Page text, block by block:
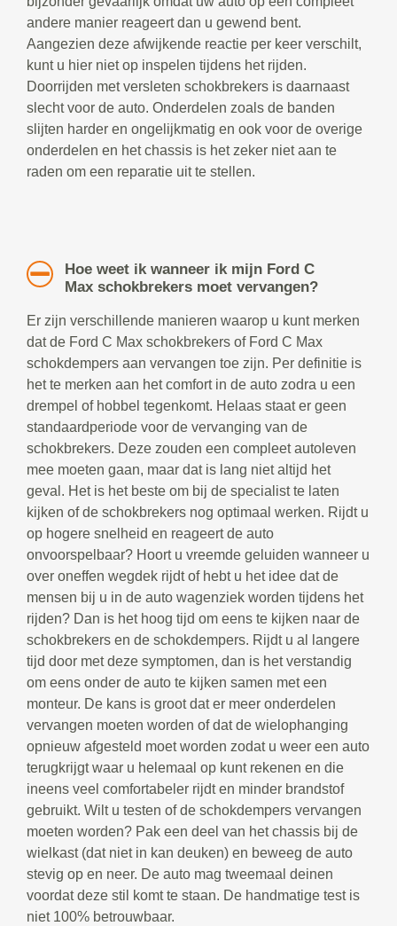
andere manier reageert dan u gewend bent.
Aangezien deze afwijkende reactie per keer verschilt,
kunt u hier niet op inspelen tijdens het rijden.
Doorrijden met versleten schokbrekers is daarnaast
slecht voor de auto. Onderdelen zoals de banden
slijten harder en ongelijkmatig en ook voor de overige
onderdelen en het chassis is het zeker niet aan te
raden om een reparatie uit te stellen.
Hoe weet ik wanneer ik mijn Ford C
Max schokbrekers moet vervangen?
Er zijn verschillende manieren waarop u kunt merken
dat de Ford C Max schokbrekers of Ford C Max
schokdempers aan vervangen toe zijn. Per definitie is
het te merken aan het comfort in de auto zodra u een
drempel of hobbel tegenkomt. Helaas staat er geen
standaardperiode voor de vervanging van de
schokbrekers. Deze zouden een compleet autoleven
mee moeten gaan, maar dat is lang niet altijd het
geval. Het is het beste om bij de specialist te laten
kijken of de schokbrekers nog optimaal werken. Rijdt u
op hogere snelheid en reageert de auto
onvoorspelbaar? Hoort u vreemde geluiden wanneer u
over oneffen wegdek rijdt of hebt u het idee dat de
mensen bij u in de auto wagenziek worden tijdens het
rijden? Dan is het hoog tijd om eens te kijken naar de
schokbrekers en de schokdempers. Rijdt u al langere
tijd door met deze symptomen, dan is het verstandig
om eens onder de auto te kijken samen met een
monteur. De kans is groot dat er meer onderdelen
vervangen moeten worden of dat de wielophanging
opnieuw afgesteld moet worden zodat u weer een auto
terugkrijgt waar u helemaal op kunt rekenen en die
ineens veel comfortabeler rijdt en minder brandstof
gebruikt. Wilt u testen of de schokdempers vervangen
moeten worden? Pak een deel van het chassis bij de
wielkast (dat niet in kan deuken) en beweeg de auto
stevig op en neer. De auto mag tweemaal deinen
voordat deze stil komt te staan. De handmatige test is
niet 100% betrouwbaar.